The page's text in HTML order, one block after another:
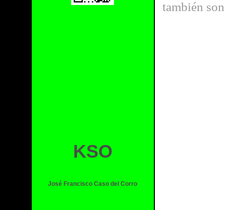
KSO
José Francisco Caso del Corro
también